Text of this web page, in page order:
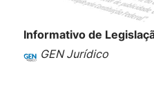
Informativo de
GEN Jurídico